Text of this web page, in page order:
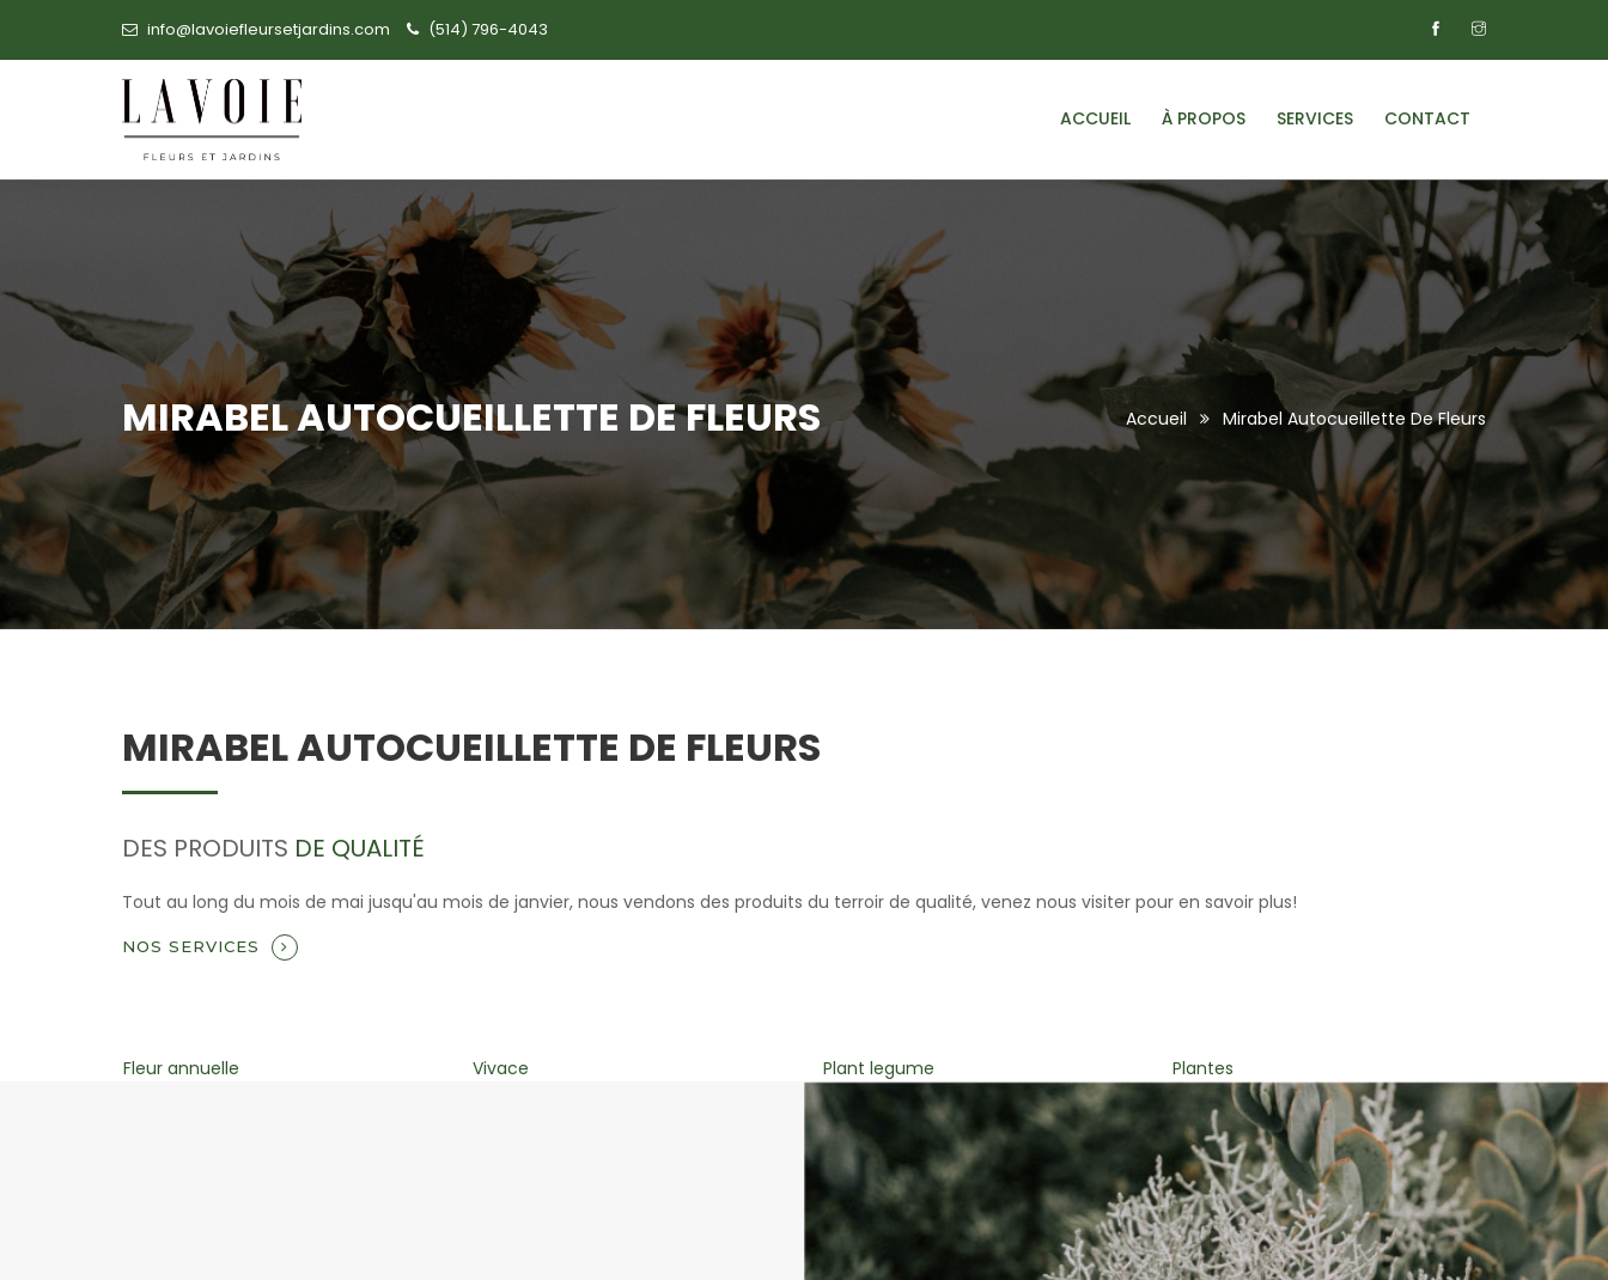
info@lavoiefleursetjardins.com (514) 796-4043
ACCUEIL À PROPOS SERVICES CONTACT
MIRABEL AUTOCUEILLETTE DE FLEURS Accueil Mirabel Autocueillette De Fleurs
MIRABEL AUTOCUEILLETTE DE FLEURS
DES PRODUITS DE QUALITÉ
Tout au long du mois de mai jusqu'au mois de janvier, nous vendons des produits du terroir de qualité, venez nous visiter pour en savoir plus!
NOS SERVICES
Vivace Plant legume Plantes Autocueillette de fleurs